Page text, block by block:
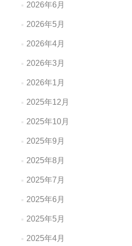
2026年6月
2026年5月
2026年4月
2026年3月
2026年1月
2025年12月
2025年10月
2025年9月
2025年8月
2025年7月
2025年6月
2025年5月
2025年4月